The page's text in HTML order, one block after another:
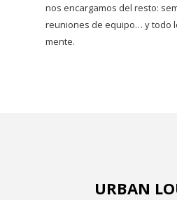
nos encargamos del resto:
reuniones de equipo… y todo
mente.
URBAN